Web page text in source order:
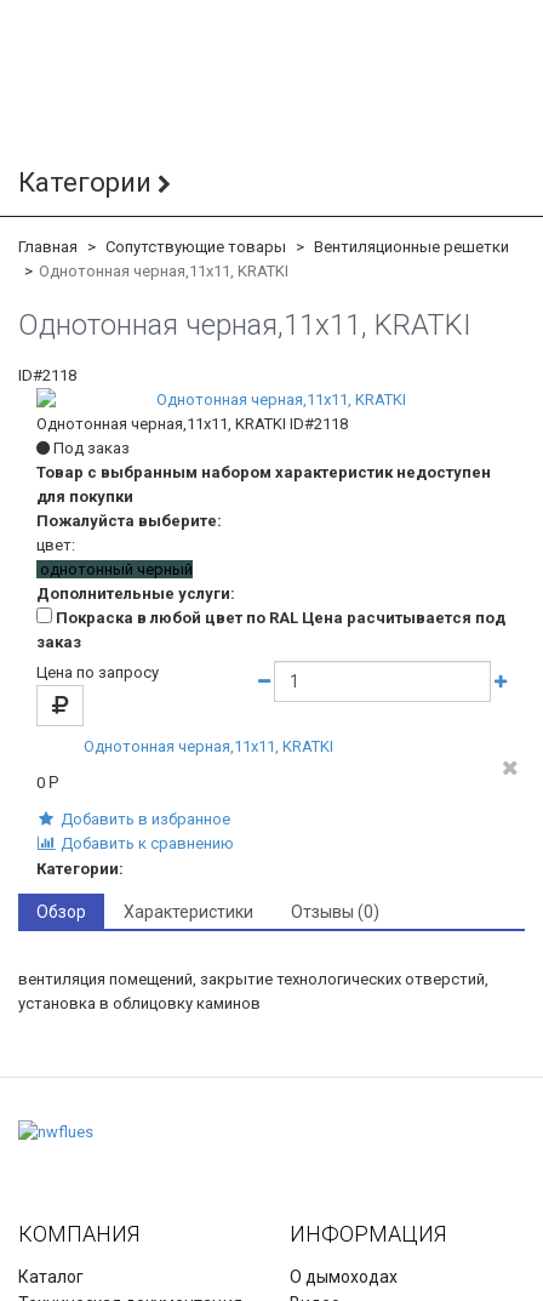
Категории
Главная Сопутствующие товары
Вентиляционные решетки
Однотонная черная,11x11, KRATKI
Однотонная черная,11x11, KRATKI
ID#2118
Однотонная черная,11x11, KRATKI ID#2118
Под заказ
Товар с выбранным набором характеристик недоступен
для покупки
Пожалуйста выберите:
цвет:
однотонный черный
Дополнительные услуги:
Покраска в любой цвет по RAL Цена расчитывается под
заказ
Цена по запросу
Однотонная черная,11x11, KRATKI
0 Р
Добавить в избранное
Добавить к сравнению
Категории:
Обзор Характеристики Отзывы (0)
вентиляция помещений, закрытие технологических отверстий,
установка в облицовку каминов
КОМПАНИЯ
Каталог
ИНФОРМАЦИЯ
О дымоходах